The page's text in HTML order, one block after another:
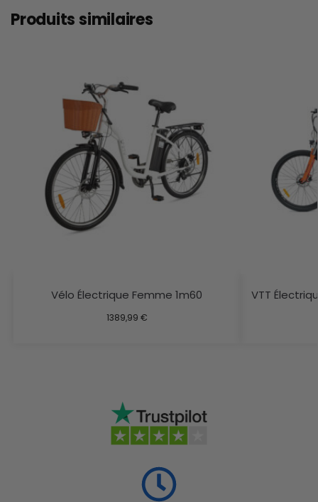
Produits similaires
Vélo Électrique Femme 1m60
1389,99 €
VTT